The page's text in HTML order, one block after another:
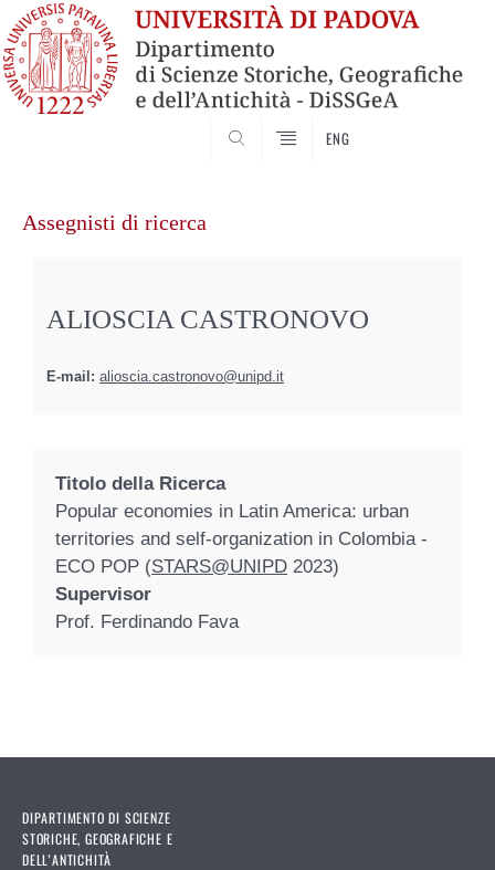
ENG
contenuto
Assegnisti di ricerca
ALIOSCIA CASTRONOVO
E-mail: alioscia.castronovo@unipd.it
Titolo della Ricerca
Popular economies in Latin America: urban
territories and self-organization in Colombia -
ECO POP (STARS@UNIPD 2023)
Supervisor
Prof. Ferdinando Fava
DIPARTIMENTO DI SCIENZE
STORICHE, GEOGRAFICHE E
DELL’ANTICHITÀ